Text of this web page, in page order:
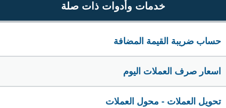
خدمات وأدوات ذات صلة
حساب ضريبة القيمة المضافة
اسعار صرف العملات اليوم
تحويل العملات - محول العملات